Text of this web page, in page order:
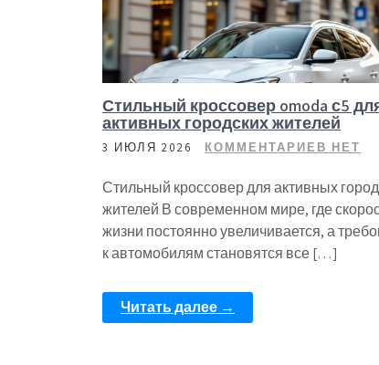
Стильный кроссовер omoda с5
активных городских жителей
3 ИЮЛЯ 2026 КОММЕНТАРИЕВ НЕТ
Стильный кроссовер для активных
жителей В современном мире, где
жизни постоянно увеличивается, а
к автомобилям становятся все […]
Читать далее →